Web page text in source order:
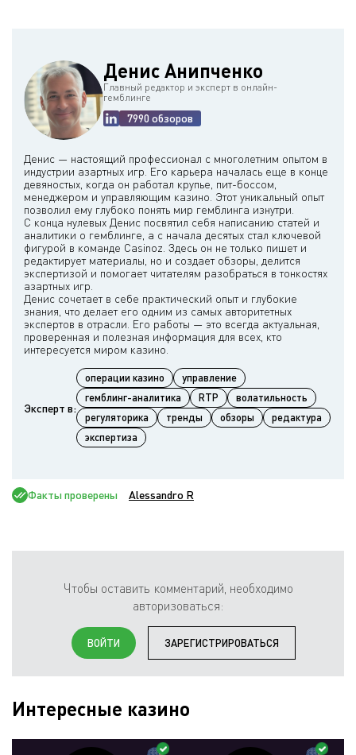
Денис Анипченко
Главный редактор и эксперт в онлайн-
гемблинге
7990 обзоров
Денис — настоящий профессионал с многолетним опытом в
индустрии азартных игр. Его карьера началась еще в конце
девяностых, когда он работал крупье, пит-боссом,
менеджером и управляющим казино. Этот уникальный опыт
позволил ему глубоко понять мир гемблинга изнутри.
С конца нулевых Денис посвятил себя написанию статей и
аналитики о гемблинге, а с начала десятых стал ключевой
фигурой в команде Casinoz. Здесь он не только пишет и
редактирует материалы, но и создает обзоры, делится
экспертизой и помогает читателям разобраться в тонкостях
азартных игр.
Денис сочетает в себе практический опыт и глубокие
знания, что делает его одним из самых авторитетных
экспертов в отрасли. Его работы — это всегда актуальная,
проверенная и полезная информация для всех, кто
Эксперт в:
операции казино
управление
гемблинг-аналитика
RTP
волатильность
регуляторика
тренды обзоры
редактура
экспертиза
Факты проверены Alessandro R
Чтобы оставить комментарий, необходимо
авторизоваться:
ВОЙТИ ЗАРЕГИСТРИРОВАТЬСЯ
Интересные казино